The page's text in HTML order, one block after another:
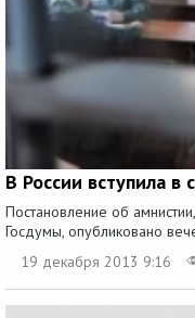
В России вступила в
Постановление об
Госдумы, опубликовано
19 декабря 2013 9:16